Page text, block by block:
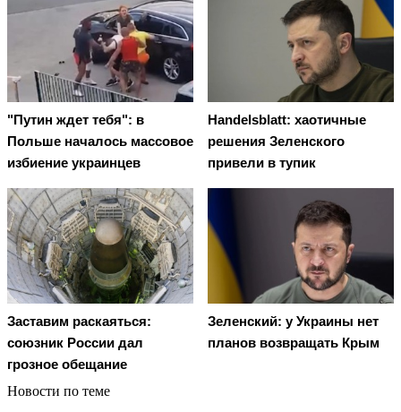
"Путин ждет тебя": в
Польше началось массовое
избиение украинцев
Handelsblatt: хаотичные
решения Зеленского
привели в тупик
Заставим раскаяться:
союзник России дал
грозное обещание
Зеленский: у Украины нет
планов возвращать Крым
Новости по теме